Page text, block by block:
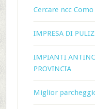
Cercare ncc Como
IMPRESA DI
IMPIANTI
PROVINCIA
Miglior